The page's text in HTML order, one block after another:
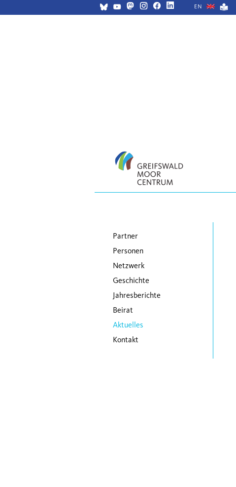
EN
Navigation
überspringen
Navigation überspringen
Partner
Personen
Netzwerk
Geschichte
Jahresberichte
Beirat
Aktuelles
Kontakt